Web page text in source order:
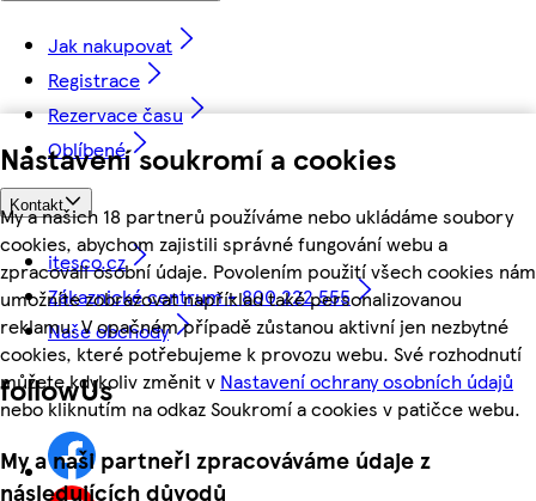
Nastavení soukromí a cookies
My a našich 18 partnerů používáme nebo ukládáme soubory
cookies, abychom zajistili správné fungování webu a
zpracovali osobní údaje. Povolením použití všech cookies nám
umožníte zobrazovat například také personalizovanou
reklamu. V opačném případě zůstanou aktivní jen nezbytné
cookies, které potřebujeme k provozu webu. Své rozhodnutí
můžete kdykoliv změnit v Nastavení ochrany osobních údajů
nebo kliknutím na odkaz Soukromí a cookies v patičce webu.
My a naši partneři zpracováváme údaje z
následujících důvodů
Jak nakupovat
Registrace
Rezervace času
Oblíbené
Kontakt
itesco.cz
Zákaznické centrum - 800 222 555
Naše obchody
followUs